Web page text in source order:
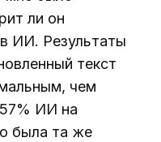
ли он
ИИ. Результаты
текст
чем
ИИ на
была та же